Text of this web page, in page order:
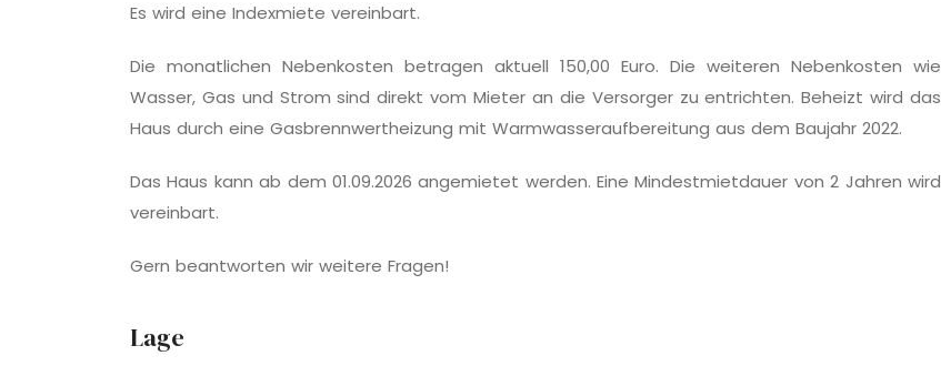
Es wird eine Indexmiete vereinbart.
Die monatlichen Nebenkosten betragen aktuell 150,00 Euro. Die weiteren Nebenkosten wie
Wasser, Gas und Strom sind direkt vom Mieter an die Versorger zu entrichten. Beheizt wird das
Haus durch eine Gasbrennwertheizung mit Warmwasseraufbe­reitung aus dem Baujahr 2022.
Das Haus kann ab dem 01.09.2026 an­gemietet werden. Eine Mindestmietdauer von 2 Jahren wird
vereinbart.
Gern beantworten wir weitere Fragen!
Lage